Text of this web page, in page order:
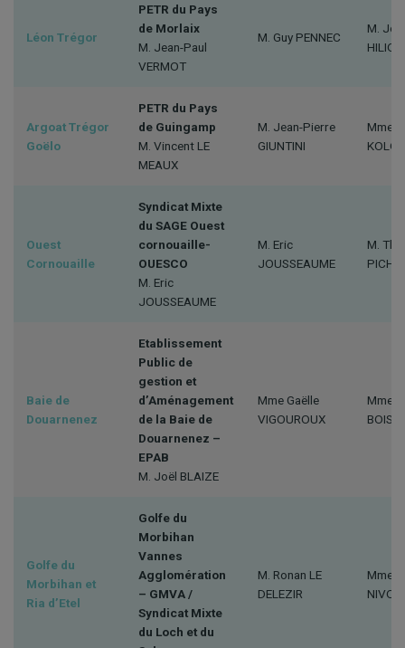
Léon Trégor
PETR du Pays
de Morlaix
M. Jean-Paul
VERMOT
M. Guy PENNEC
M.
HILIOU
Argoat Trégor
Goëlo
PETR du Pays
de Guingamp
M. Vincent LE
MEAUX
M. Jean-Pierre
GIUNTINI
Mme
Ouest
Cornouaille
Syndicat Mixte
du SAGE Ouest
cornouaille-
OUESCO
M. Eric
JOUSSEAUME
M. Eric
JOUSSEAUME
M.
Baie de
Douarnenez
Etablissement
Public de
gestion et
d’Aménagement
de la Baie de
Douarnenez –
EPAB
M. Joël BLAIZE
Mme Gaëlle
VIGOUROUX
Mme
Golfe du
Morbihan et
Ria d’Etel
Golfe du
Morbihan
Vannes
Agglomération
– GMVA /
Syndicat Mixte
du Loch et du
M. Ronan LE
DELEZIR
Mme
NIVOY